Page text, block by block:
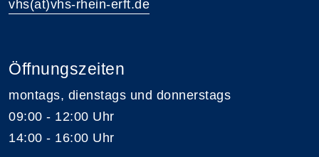
vhs(at)vhs-rhein-erft.de
Öffnungszeiten
montags, dienstags und donnerstags
09:00 - 12:00 Uhr
14:00 - 16:00 Uhr